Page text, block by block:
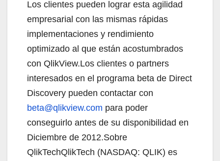
Los clientes pueden lograr esta agilidad
empresarial con las mismas rápidas
implementaciones y rendimiento
optimizado al que están acostumbrados
con QlikView.Los clientes o partners
interesados en el programa beta de Direct
Discovery pueden contactar con
beta@qlikview.com para poder
conseguirlo antes de su disponibilidad en
Diciembre de 2012.Sobre
QlikTechQlikTech (NASDAQ: QLIK) es